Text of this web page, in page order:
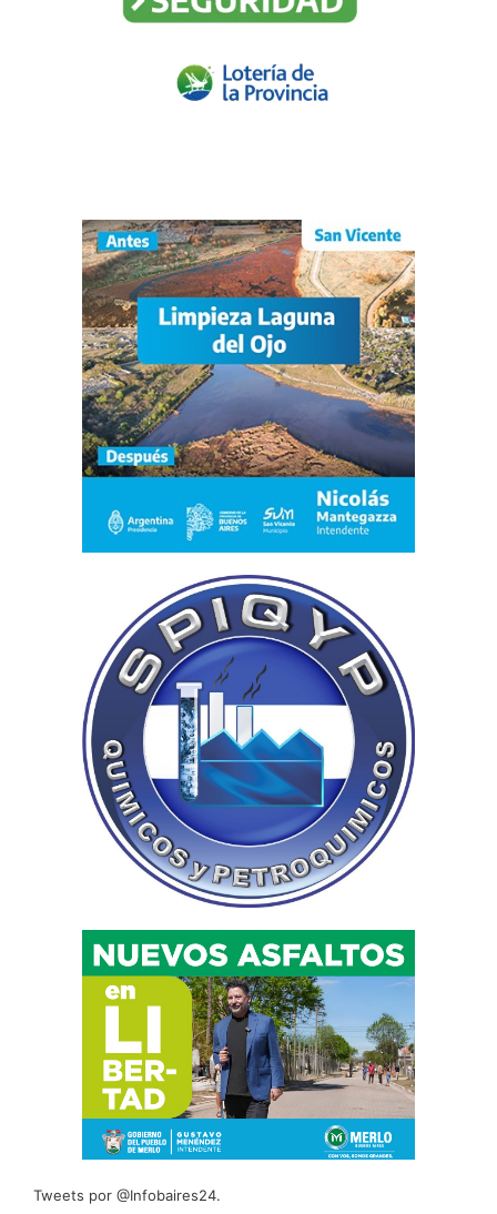
Tweets por @Infobaires24.